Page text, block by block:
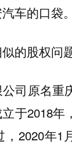
车的口袋。
的股权问题
司原名重
于2018年
2020年1